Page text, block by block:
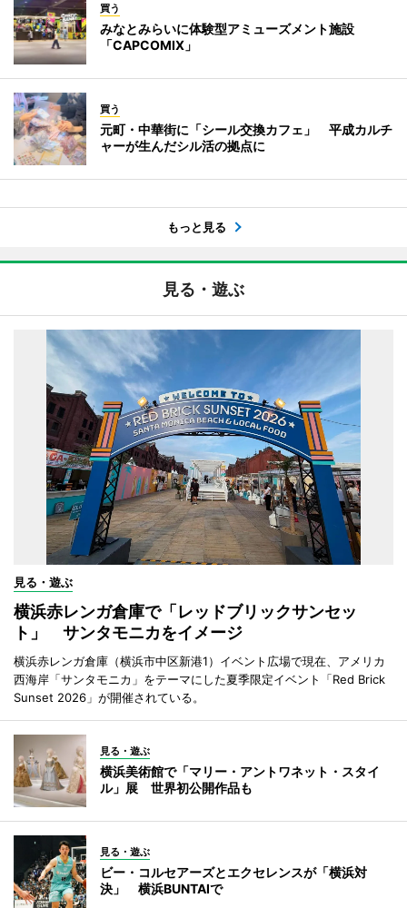
買う
みなとみらいに体験型アミューズメント施設
「CAPCOMIX」
買う
元町・中華街に「シール交換カフェ」 平成カルチ
ャーが生んだシル活の拠点に
もっと見る
見る・遊ぶ
見る・遊ぶ
横浜赤レンガ倉庫で「レッドブリックサンセッ
ト」 サンタモニカをイメージ
横浜赤レンガ倉庫（横浜市中区新港1）イベント広場で現在、アメリカ
西海岸「サンタモニカ」をテーマにした夏季限定イベント「Red Brick
Sunset 2026」が開催されている。
見る・遊ぶ
横浜美術館で「マリー・アントワネット・スタイ
ル」展 世界初公開作品も
見る・遊ぶ
ビー・コルセアーズとエクセレンスが「横浜対
決」 横浜BUNTAIで